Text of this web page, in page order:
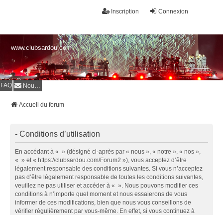
Connexion
Inscription
www.clubsardou.com
FAQ Nous contacter
Accueil du forum
- Conditions d’utilisation
En accédant à « » (désigné ci-après par « nous », « notre », « nos »,
« » et « https://clubsardou.com/Forum2 »), vous acceptez d’être
légalement responsable des conditions suivantes. Si vous n’acceptez
pas d’être légalement responsable de toutes les conditions suivantes,
veuillez ne pas utiliser et accéder à « ». Nous pouvons modifier ces
conditions à n’importe quel moment et nous essaierons de vous
informer de ces modifications, bien que nous vous conseillons de
vérifier régulièrement par vous-même. En effet, si vous continuez à